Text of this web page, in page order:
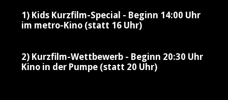
1) Kids Kurzfilm-Special - Beginn 14:00 Uhr
im metro-Kino (statt 16 Uhr)
2) Kurzfilm-Wettbewerb - Beginn 20:30 Uhr
Kino in der Pumpe (statt 20 Uhr)